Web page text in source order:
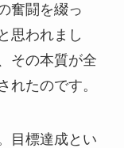
奮闘を綴っ
思われまし
その本質が全
れたのです。
目標達成とい